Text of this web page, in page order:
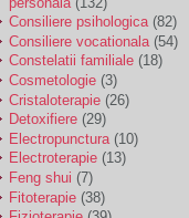
de suferit.
Am o bariera peste
care nu pot trece:
prietena mea a ramas
insarcinata cu o fata.
Am fost de comun
acord sa facem un
copil, cu gandul ca e
baiat.
Consiliere psihologica(82)
Consiliere vocationala (54)
Constelatii familiale (18)
Cosmetologie (3)
Cristaloterapie (26)
Detoxifiere (29)
Electropunctura (10)
Electroterapie (13)
Feng shui (7)
Fitoterapie (38)